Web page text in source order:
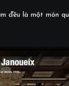
đều là một món